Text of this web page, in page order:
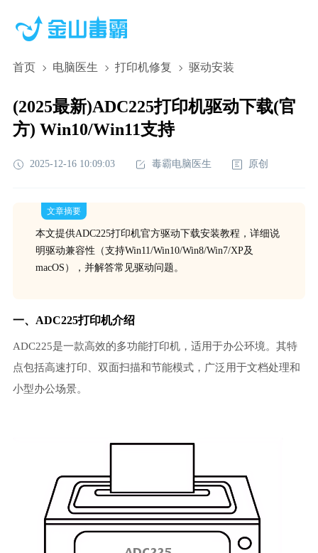
首页 电脑医生 打印机修复 驱动安装
(2025最新)ADC225打印机驱动下载(官
方) Win10/Win11支持
2025-12-16 10:09:03 毒霸电脑医生 原创
文章摘要
本文提供ADC225打印机官方驱动下载安装教程，详细说
明驱动兼容性（支持Win11/Win10/Win8/Win7/XP及
macOS），并解答常见驱动问题。
一、ADC225打印机介绍
ADC225是一款高效的多功能打印机，适用于办公环境。其特
点包括高速打印、双面扫描和节能模式，广泛用于文档处理和
小型办公场景。